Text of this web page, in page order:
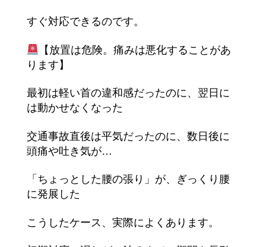
すぐ対応できるのです。
【放置は危険。痛みは悪化することがあ
ります】
最初は軽い首の違和感だったのに、翌日に
は動かせなくなった
交通事故直後は平気だったのに、数日後に
頭痛や吐き気が…
「ちょっとした腰の張り」が、ぎっくり腰
に発展した
こうしたケース、実際によくあります。